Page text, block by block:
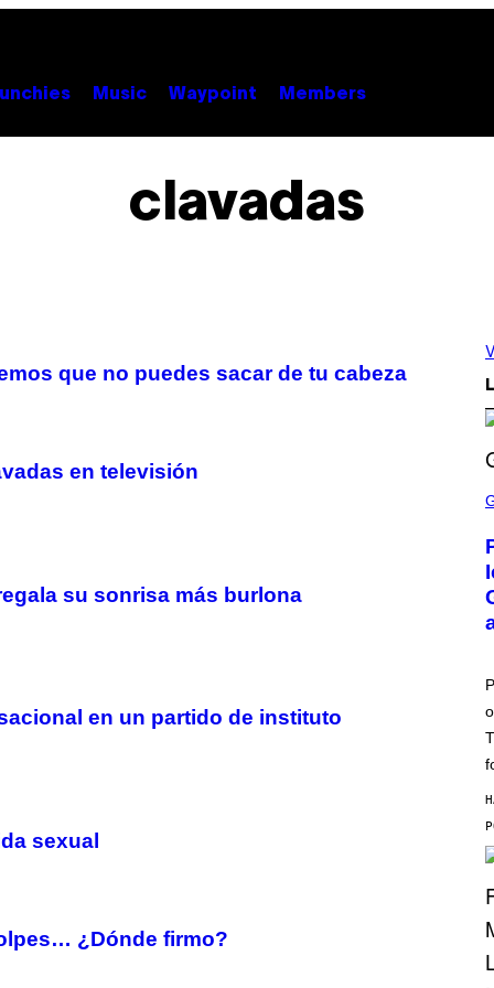
Music Waypoint Members
clavadas
que no puedes sacar de tu cabeza
en televisión
su sonrisa más burlona
en un partido de instituto
sexual
¿Dónde firmo?
C
E
N
S
H
T
O
E
M
O
N
O